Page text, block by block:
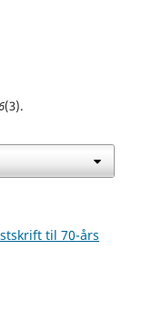
(3).
til 70-års